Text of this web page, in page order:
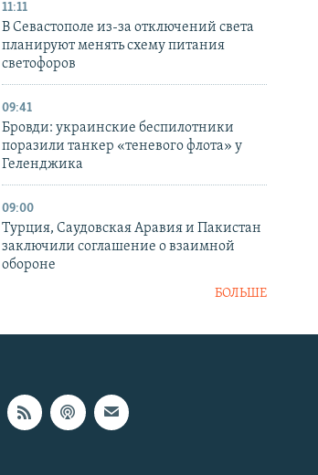
11:11
В Севастополе из-за отключений света
планируют менять схему питания
светофоров
09:41
Бровди: украинские беспилотники
поразили танкер «теневого флота» у
Геленджика
09:00
Турция, Саудовская Аравия и Пакистан
заключили соглашение о взаимной
обороне
БОЛЬШЕ